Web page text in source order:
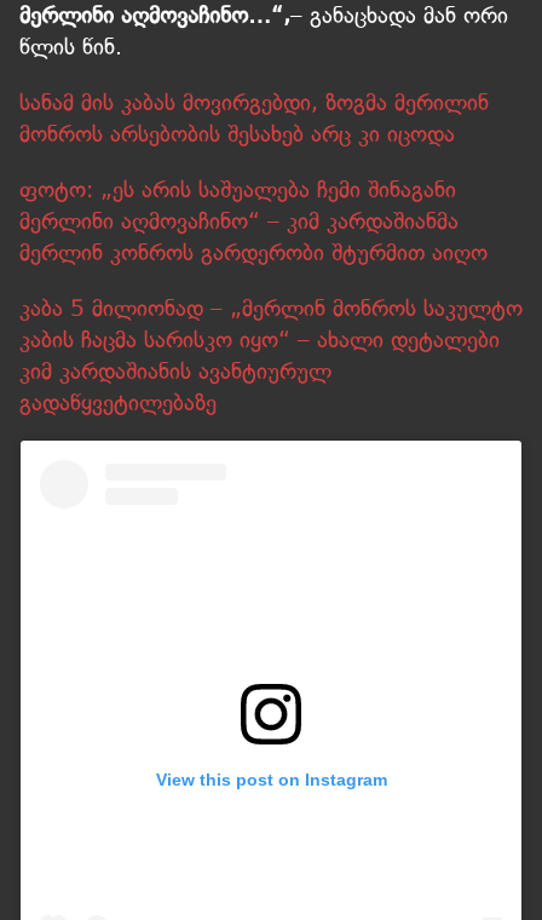
მერლინი აღმოვაჩინო…“,– განაცხადა მან ორი
წლის წინ.
სანამ მის კაბას მოვირგებდი, ზოგმა მერილინ
მონროს არსებობის შესახებ არც კი იცოდა
ფოტო: „ეს არის საშუალება ჩემი შინაგანი
მერლინი აღმოვაჩინო“ – კიმ კარდაშიანმა
მერლინ კონროს გარდერობი შტურმით აიღო
კაბა 5 მილიონად – „მერლინ მონროს საკულტო
კაბის ჩაცმა სარისკო იყო“ – ახალი დეტალები
კიმ კარდაშიანის ავანტიურულ
გადაწყვეტილებაზე
View this post on Instagram